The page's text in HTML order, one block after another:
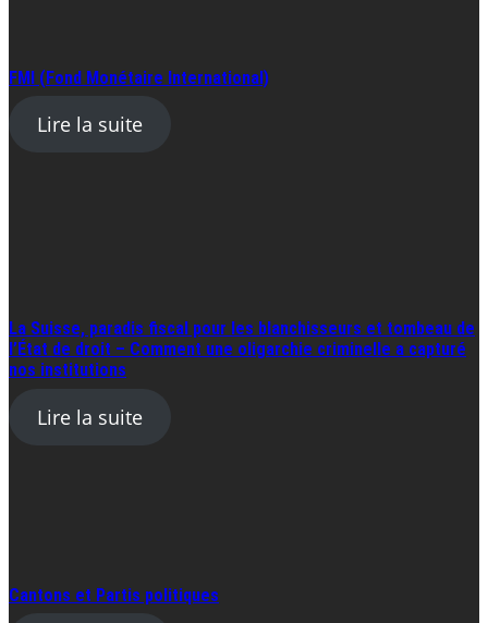
FMI (Fond Monétaire International)
Lire la suite
La Suisse, paradis fiscal pour les blanchisseurs et tombeau de
l’État de droit – Comment une oligarchie criminelle a capturé
nos institutions
Lire la suite
Cantons et Partis politiques